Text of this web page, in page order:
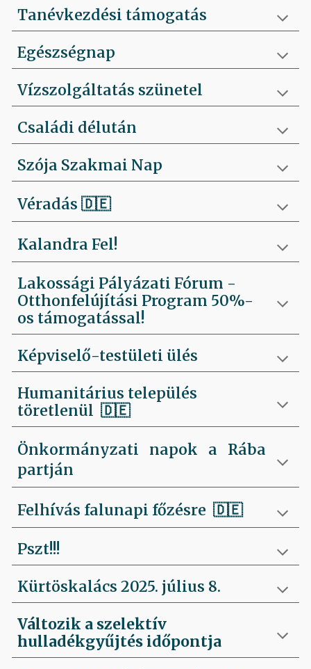
Tanévkezdési támogatás
Egészségnap
Vízszolgáltatás szünetel
Családi délután
Szója Szakmai Nap
Véradás🇩🇪
Kalandra Fel!
Lakossági Pályázati Fórum -
Otthonfelújítási Program 50%-
os támogatással!
Képviselő-testületi ülés
Humanitárius település
töretlenül🇩🇪
Önkormányzati napok a Rába
partján
Felhívás falunapi főzésre🇩🇪
Pszt!!!
Kürtöskalács 2025. július 8.
Változik a szelektív
hulladékgyűjtés időpontja